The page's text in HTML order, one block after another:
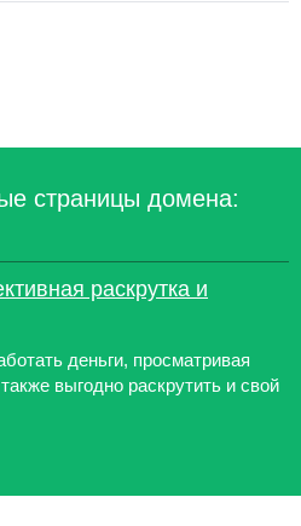
страницы домена:
раскрутка и
деньги, просматривая
выгодно раскрутить и свой